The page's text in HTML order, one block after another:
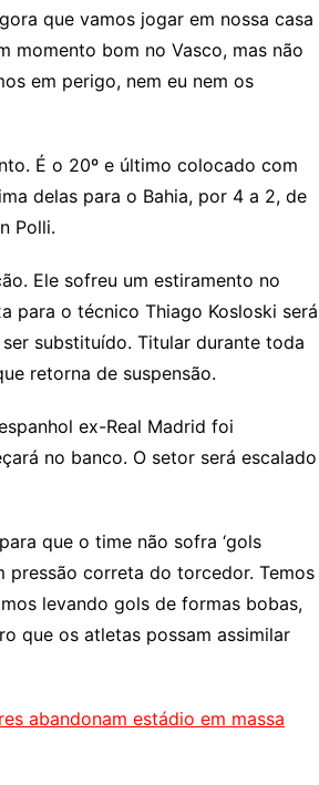
que vamos jogar em nossa casa
momento bom no Vasco, mas não
em perigo, nem eu nem os
É o 20º e último colocado com
delas para o Bahia, por 4 a 2, de
Polli.
Ele sofreu um estiramento no
para o técnico Thiago Kosloski será
substituído. Titular durante toda
retorna de suspensão.
ex-Real Madrid foi
no banco. O setor será escalado
que o time não sofra ‘gols
pressão correta do torcedor. Temos
levando gols de formas bobas,
que os atletas possam assimilar
abandonam estádio em massa